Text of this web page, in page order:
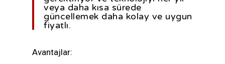
veya daha kısa sürede
güncellemek daha kolay ve uygun
fiyatlı.
Avantajlar: